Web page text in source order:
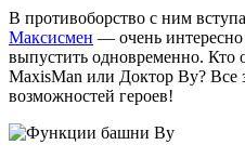
В противоборство с ним
Максисмен — очень интересно
выпустить одновременно.
MaxisMan или Доктор Ву? Все
возможностей героев!